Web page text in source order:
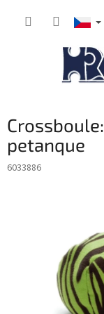
petanque
6033886